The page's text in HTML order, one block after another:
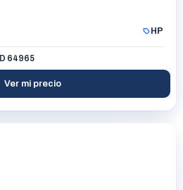
HP
ID 64965
Ver mi precio